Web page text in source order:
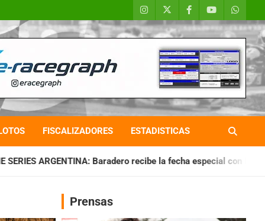
FISCALIZADORES ESTADISTICAS
recibe la fecha especial con Invitados CHAQUEÑO
Prensas